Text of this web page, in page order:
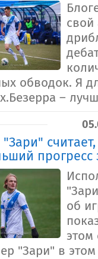
свой
обводок. Я
–
прогресс
об
этом
"Зари" в